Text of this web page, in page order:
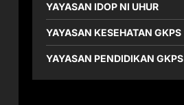
YAYASAN IDOP NI UHUR
YAYASAN KESEHATAN GKPS
YAYASAN PENDIDIKAN GKPS